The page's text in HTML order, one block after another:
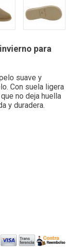
para
suave y
Con suela ligera
no deja huella
y duradera.